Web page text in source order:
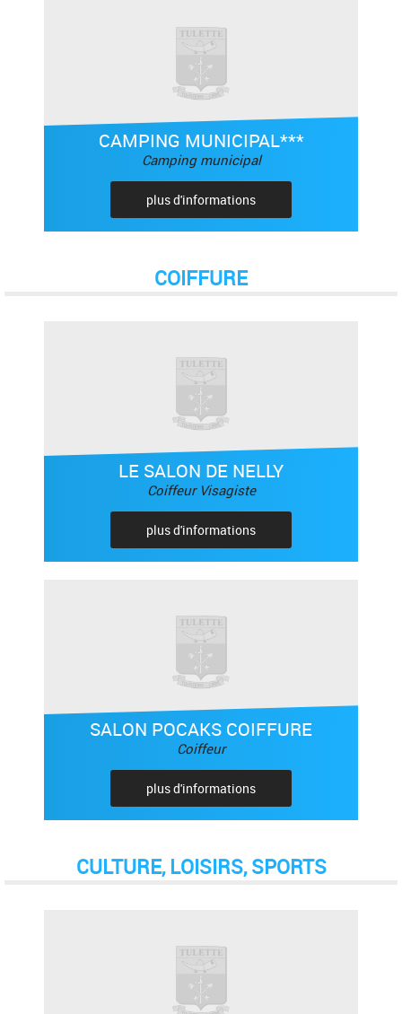
CAMPING MUNICIPAL***
Camping municipal
plus d'informations
COIFFURE
LE SALON DE NELLY
Coiffeur Visagiste
plus d'informations
SALON POCAKS COIFFURE
Coiffeur
plus d'informations
CULTURE, LOISIRS, SPORTS